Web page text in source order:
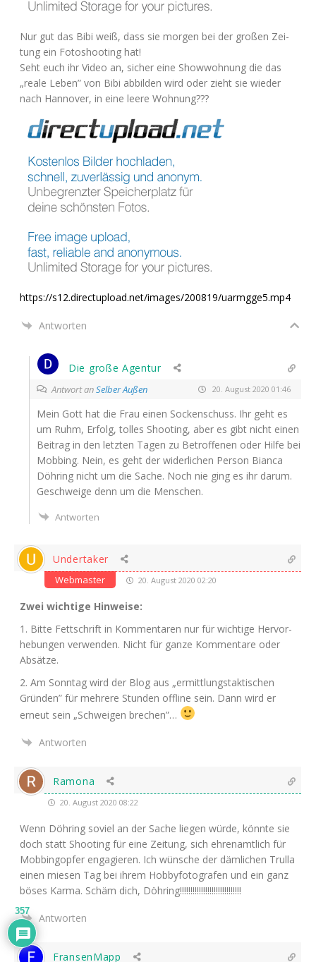
Nur gut das Bibi weiß, dass sie mor­gen bei der gro­ßen Zei­
tung ein Foto­shoo­ting hat!
Seht euch ihr Video an, sicher eine Show­woh­nung die das
„rea­le Leben” von Bibi abbil­den wird oder zieht sie wie­der
nach Han­no­ver, in eine lee­re Wohnung???
https://s12.directupload.net/images/200819/uarmgge5.mp4
Antworten
Die große Agentur
Antwort anSelber Außen 20. August 2020 01:46
Mein Gott hat die Frau einen Socken­schuss. Ihr geht es
um Ruhm, Erfolg, tol­les Shoo­ting, aber es gibt nicht einen
Bei­trag in den letz­ten Tagen zu Betrof­fe­nen oder Hil­fe bei
Mob­bing. Nein, es geht der wider­li­chen Per­son Bian­ca
Döh­ring nicht um die Sache. Noch nie ging es ihr dar­um.
Geschwei­ge denn um die Menschen.
Antworten
Undertaker
Webmaster 20. August 2020 02:20
Zwei wich­ti­ge Hinweise:
1. Bit­te Fett­schrift in Kom­men­ta­ren nur für wich­ti­ge Her­vor­
he­bun­gen ver­wen­den. Nicht für gan­ze Kom­men­ta­re oder
Absätze.
2. Am Sonn­tag wird der Blog aus „ermitt­lungs­tak­ti­schen
Grün­den” für meh­re­re Stun­den off­line sein. Dann wird er
erneut sein „Schwei­gen brechen”…
Antworten
Ramona
20. August 2020 08:22
Wenn Döh­ring soviel an der Sache lie­gen wür­de, könn­te sie
doch statt Shoo­ting für eine Zei­tung, sich ehren­amt­lich für
Mob­bing­op­fer enga­gie­ren. Ich wün­sche der däm­li­chen Trul­la
einen mie­sen Tag bei ihrem Hob­by­fo­to­gra­fen und ein ganz
böses Kar­ma. Schäm dich, Döhring!!!!!!!!!!!!!!!!!!!!!!!!!!!!!
Antworten
FransenMapp
357